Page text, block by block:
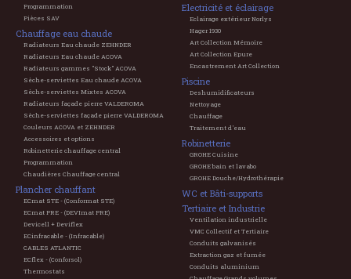
Programmation
Pièces SAV
Chauffage eau chaude
Radiateurs Eau chaude ZEHNDER
Radiateurs Eau chaude ACOVA
Radiateurs gammes "Stock" ACOVA
Sèche-serviettes Eau chaude ACOVA
Sèche-serviettes Mixtes ACOVA
Radiateurs façade pierre VALDEROMA
Sèche-serviettes façade pierre VALDEROMA
Couleurs ACOVA et ZEHNDER
Accessoires et options
Robinetterie chauffage central
Programmation
Chaudières Chauffage central
Plancher chauffant
ECmat STE - (Conformat STE)
ECmat PRE - (DEVImat PRE)
Devicell + Deviflex
ECinfracable - (Infracable)
CABLES ATLANTIC
ECflex - (Conforsol)
Thermostats
Electricité et éclairage
Eclairage extérieur Norlys
Hager 1930
Art Collection Mémoire
Art Collection Epure
Encastrement Art Collection
Piscine
Deshumidificateurs
Nettoyage
Chauffage
Traitement d'eau
Robinetterie
GROHE Cuisine
GROHE bain et lavabo
GROHE Douche/Hydrothérapie
WC et Bâti-supports
Tertiaire et Industrie
Ventilation industrielle
VMC Collectif et Tertiaire
Conduits galvanisés
Extraction gaz et fumée
Conduits aluminium